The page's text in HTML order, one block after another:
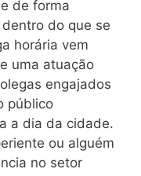
de forma
do que se
horária vem
uma atuação
engajados
público
a dia da cidade.
ou alguém
no setor